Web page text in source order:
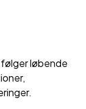
løbende